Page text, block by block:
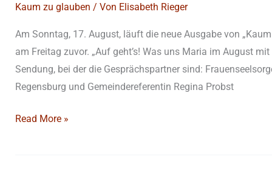
Kaum zu glauben / Von Elisabeth Rieger
Am Sonntag, 17. August, läuft die neue Ausgabe von
am Freitag zuvor. „Auf geht’s! Was uns Maria im August
Sendung, bei der die Gesprächspartner sind:
Regensburg und Gemeindereferentin Regina Probst
Read More »